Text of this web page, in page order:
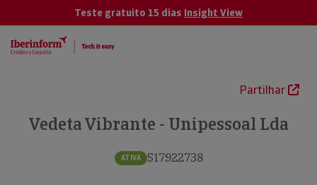
Teste gratuito 15 dias Insight View
Partilhar
Vedeta Vibrante - Unipessoal Lda
ATIVA 517922738